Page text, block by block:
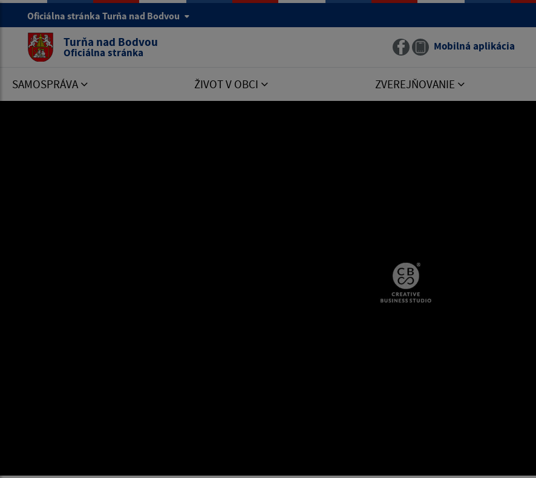
Oficiálna stránka Turňa nad Bodvou
Turňa nad Bodvou
Oficiálna stránka Mobilná aplikácia
SAMOSPRÁVA ŽIVOT V OBCI ZVEREJŇOVANIE